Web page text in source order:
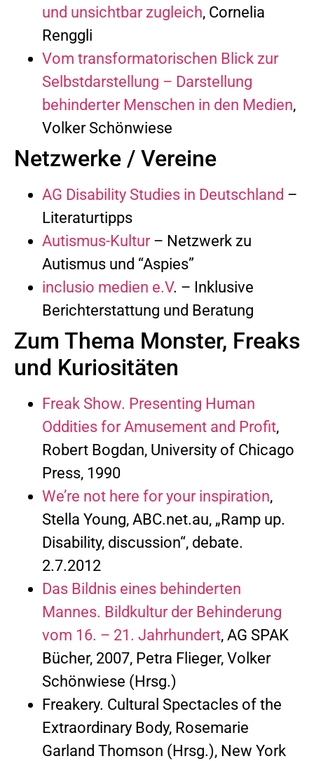
und unsichtbar zugleich, Cornelia
Renggli
Vom transformatorischen Blick zur
Selbstdarstellung – Darstellung
behinderter Menschen in den Medien,
Volker Schönwiese
Netzwerke / Vereine
AG Disability Studies in Deutschland –
Literaturtipps
Autismus-Kultur – Netzwerk zu
Autismus und “Aspies”
inclusio medien e.V. – Inklusive
Berichterstattung und Beratung
Zum Thema Monster, Freaks
und Kuriositäten
Freak Show. Presenting Human
Oddities for Amusement and Profit,
Robert Bogdan, University of Chicago
Press, 1990
We’re not here for your inspiration,
Stella Young, ABC.net.au, „Ramp up.
Disability, discussion“, debate.
2.7.2012
Das Bildnis eines behinderten
Mannes. Bildkultur der Behinderung
vom 16. – 21. Jahrhundert, AG SPAK
Bücher, 2007, Petra Flieger, Volker
Schönwiese (Hrsg.)
Freakery. Cultural Spectacles of the
Extraordinary Body, Rosemarie
Garland Thomson (Hrsg.), New York